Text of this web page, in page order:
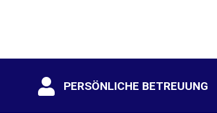
PERSÖNLICHE BETREUUNG